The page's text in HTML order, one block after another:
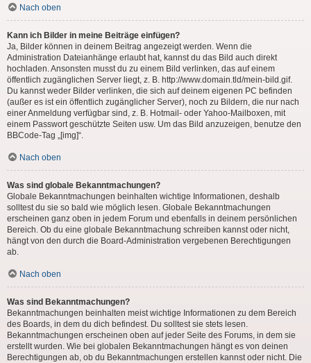
Nach oben
Kann ich Bilder in meine Beiträge einfügen?
Ja, Bilder können in deinem Beitrag angezeigt werden. Wenn die
Administration Dateianhänge erlaubt hat, kannst du das Bild auch direkt
hochladen. Ansonsten musst du zu einem Bild verlinken, das auf einem
öffentlich zugänglichen Server liegt, z. B. http://www.domain.tld/mein-bild.gif.
Du kannst weder Bilder verlinken, die sich auf deinem eigenen PC befinden
(außer es ist ein öffentlich zugänglicher Server), noch zu Bildern, die nur nach
einer Anmeldung verfügbar sind, z. B. Hotmail- oder Yahoo-Mailboxen, mit
einem Passwort geschützte Seiten usw. Um das Bild anzuzeigen, benutze den
BBCode-Tag „[img]“.
Nach oben
Was sind globale Bekanntmachungen?
Globale Bekanntmachungen beinhalten wichtige Informationen, deshalb
solltest du sie so bald wie möglich lesen. Globale Bekanntmachungen
erscheinen ganz oben in jedem Forum und ebenfalls in deinem persönlichen
Bereich. Ob du eine globale Bekanntmachung schreiben kannst oder nicht,
hängt von den durch die Board-Administration vergebenen Berechtigungen
ab.
Nach oben
Was sind Bekanntmachungen?
Bekanntmachungen beinhalten meist wichtige Informationen zu dem Bereich
des Boards, in dem du dich befindest. Du solltest sie stets lesen.
Bekanntmachungen erscheinen oben auf jeder Seite des Forums, in dem sie
erstellt wurden. Wie bei globalen Bekanntmachungen hängt es von deinen
Berechtigungen ab, ob du Bekanntmachungen erstellen kannst oder nicht. Die